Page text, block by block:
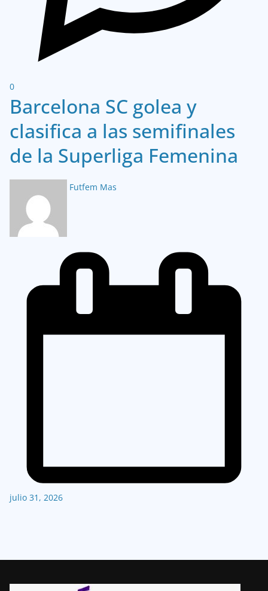
0
Barcelona SC golea y
clasifica a las semifinales
de la Superliga Femenina
Futfem Mas
julio 31, 2026